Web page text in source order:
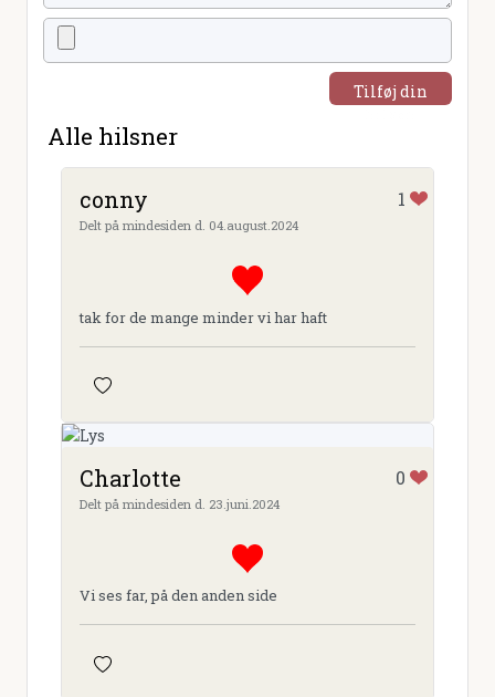
Tilføj din
Alle hilsner
conny 1
Delt på mindesiden d. 04.august.2024
tak for de mange minder vi har haft
Charlotte 0
Delt på mindesiden d. 23.juni.2024
Vi ses far, på den anden side